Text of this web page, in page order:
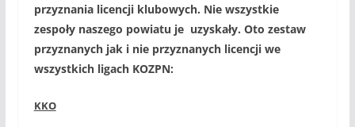
przyznania licencji klubowych. Nie wszystkie
zespoły naszego powiatu je uzyskały. Oto zestaw
przyznanych jak i nie przyznanych licencji we
wszystkich ligach KOZPN:
KKO